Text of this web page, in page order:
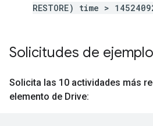
RESTORE) time >
Solicitudes de ejemplo
Solicita las 10 actividades más
elemento de Drive: